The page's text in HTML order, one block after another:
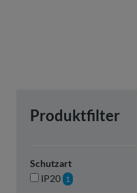
Produktfilter
Schutzart
IP20 1